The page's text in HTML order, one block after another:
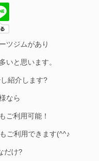
ツジムがあり
いと思います。
紹介します?
なら
ご利用可能！
ご利用できます(^^♪
だけ?